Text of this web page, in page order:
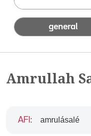
general
Amrullah
AFI : amrulásalé